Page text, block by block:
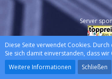
Server
Community-
Stil:Lucent, erstellt
Diese Seite verwendet Cookies.
Sie sich damit einverstanden, dass wir
Weitere Informationen
Schließen